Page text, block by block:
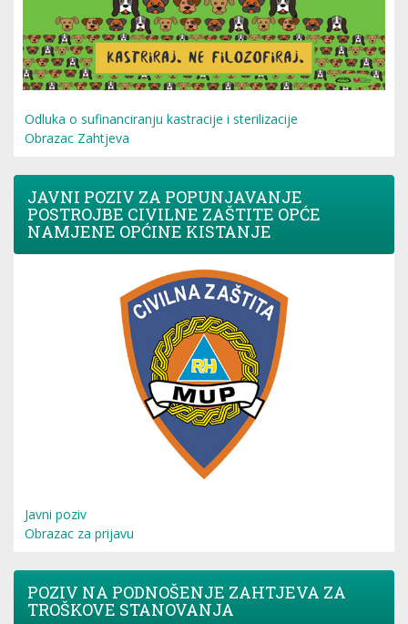
Odluka o sufinanciranju kastracije i sterilizacije
Obrazac Zahtjeva
JAVNI POZIV ZA POPUNJAVANJE
POSTROJBE CIVILNE ZAŠTITE OPĆE
NAMJENE OPĆINE KISTANJE
Javni poziv
Obrazac za prijavu
POZIV NA PODNOŠENJE ZAHTJEVA ZA
TROŠKOVE STANOVANJA